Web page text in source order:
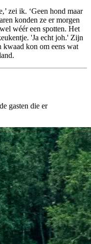
zei ik. ‘Geen hond maar
konden ze er morgen
wéér een spotten. Het
'Ja echt joh.' Zijn
kwaad kon om eens wat
gasten die er